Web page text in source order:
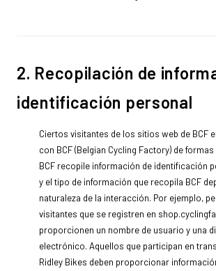
2. Recopilación de
identificación personal
Ciertos visitantes de los sitios web de BCF
con BCF (Belgian Cycling Factory) de
BCF recopile información de identificación
y el tipo de información que recopila BCF
naturaleza de la interacción. Por ejemplo,
visitantes que se registren en
proporcionen un nombre de usuario y una
electrónico. Aquellos que participan en
Ridley Bikes deben proporcionar